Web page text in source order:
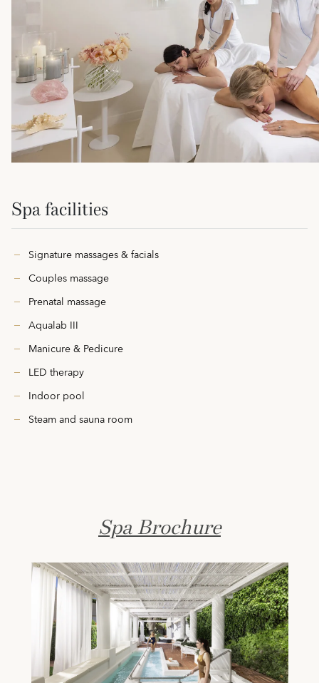
Spa facilities
Signature massages & facials
Couples massage
Prenatal massage
Aqualab III
Manicure & Pedicure
LED therapy
Indoor pool
Steam and sauna room
Spa Brochure